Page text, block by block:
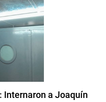
Internaron a Joaquín